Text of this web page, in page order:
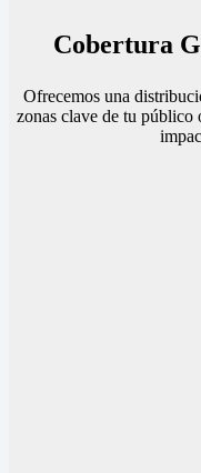
Cobertura
Ofrecemos una
zonas clave de tu